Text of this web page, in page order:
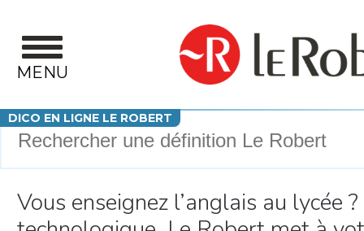
MENU
DICO EN LIGNE LE ROBERT
Votre recherche
Vous enseignez l’anglais au lycée